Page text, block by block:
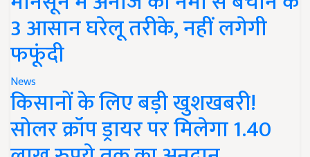
3 आसान घरेलू तरीके, नहीं लगेगी
फफूंदी
News
किसानों के लिए बड़ी खुशखबरी!
सोलर क्रॉप ड्रायर पर मिलेगा 1.40